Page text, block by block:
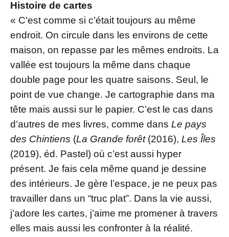
Histoire de cartes
« C’est comme si c’était toujours au même
endroit. On circule dans les environs de cette
maison, on repasse par les mêmes endroits. La
vallée est toujours la même dans chaque
double page pour les quatre saisons. Seul, le
point de vue change. Je cartographie dans ma
tête mais aussi sur le papier. C’est le cas dans
d’autres de mes livres, comme dans Le pays
des Chintiens (La Grande forêt(2016), Les Îles
(2019), éd. Pastel) où c’est aussi hyper
présent. Je fais cela même quand je dessine
des intérieurs. Je gère l’espace, je ne peux pas
travailler dans un “truc plat”. Dans la vie aussi,
j’adore les cartes, j’aime me promener à travers
elles mais aussi les confronter à la réalité.